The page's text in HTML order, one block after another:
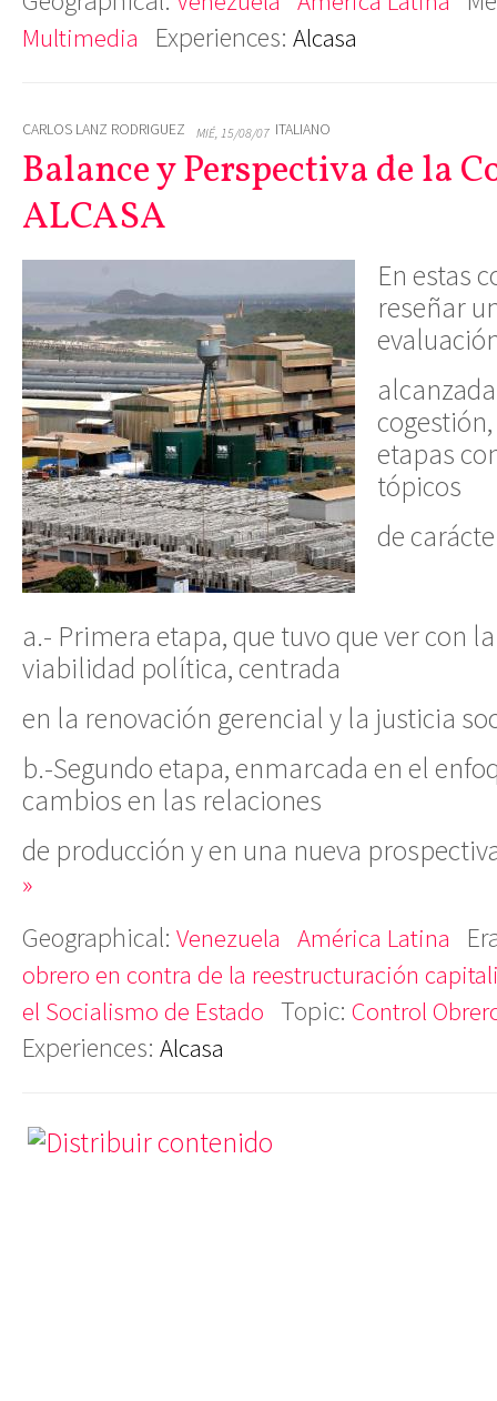
Multimedia Experiences: Alcasa
CARLOS LANZ RODRIGUEZ MIÉ, 15/08/07 ITALIANO
Balance y Perspectiva de la
ALCASA
En estas
reseñar
etapas
tópicos
de
a.- Primera etapa, que tuvo que ver con
viabilidad política, centrada
en la renovación gerencial y la justicia
b.-Segundo etapa, enmarcada en el
cambios en las relaciones
de producción y en una nueva
»
Geographical: Venezuela América Latina
obrero en contra de la reestructuración
el Socialismo de Estado Topic: Control
Experiences: Alcasa